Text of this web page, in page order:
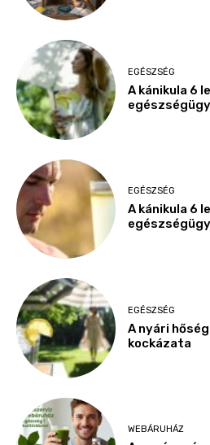
EGÉSZSÉG
A kánikula 6
EGÉSZSÉG
A kánikula 6
EGÉSZSÉG
A nyári
kockázata
WEBÁRUHÁZ